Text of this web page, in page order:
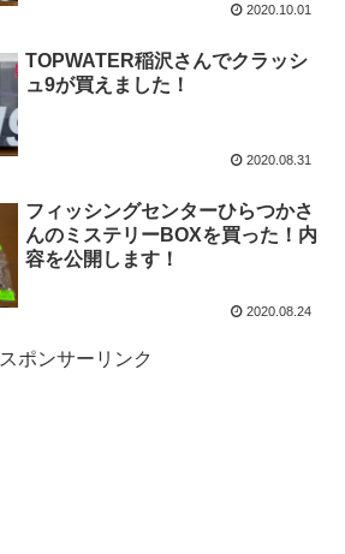
2020.10.01
TOPWATER稲沢さんでクラッシ
ュ9が買えました！
2020.08.31
フィッシングセンターひらつかさ
んのミステリーBOXを買った！内
容を公開します！
2020.08.24
スポンサーリンク